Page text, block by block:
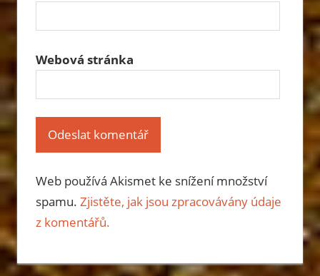
Webová stránka
Web používá Akismet ke snížení množství
spamu. Zjistěte, jak jsou zpracovávány údaje
z komentářů.